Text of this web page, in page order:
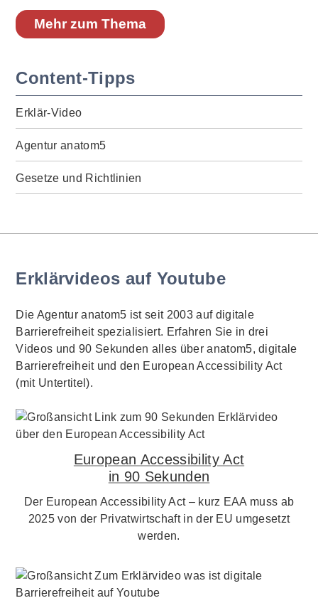
Mehr zum Thema
Content-Tipps
Erklär-Video
Agentur anatom5
Gesetze und Richtlinien
Erklärvideos auf Youtube
Die Agentur anatom5 ist seit 2003 auf digitale
Barrierefreiheit spezialisiert. Erfahren Sie in drei
Videos und 90 Sekunden alles über anatom5, digitale
Barrierefreiheit und den European Accessibility Act
(mit Untertitel).
European Accessibility Act
in 90 Sekunden
Der European Accessibility Act – kurz EAA muss ab
2025 von der Privatwirtschaft in der EU umgesetzt
werden.